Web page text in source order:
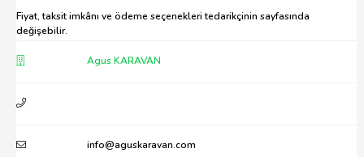
Fiyat, taksit imkânı ve ödeme seçenekleri tedarikçinin sayfasında
değişebilir.
Agus KARAVAN
info@aguskaravan.com